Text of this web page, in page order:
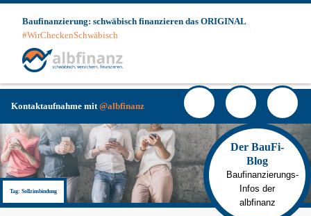
Baufinanzierung: schwäbisch finanzieren das ORIGINAL
#WirCheckenSchwäbisch
Login
Der BauFi-
Blog
Baufinanzierungs-
Infos der
albfinanz
Tag: Sollzinsbindung
Kontaktaufnahme mit@albfinanz